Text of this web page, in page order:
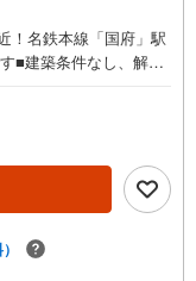
！名鉄本線「国府」駅
■建築条件なし、解体
！・確定測量実施●家
橋市・豊川市・知立
ア・遠州エリアの物件
中古戸建、中古マンシ
せてご提案いたしま
ォームを行っていま